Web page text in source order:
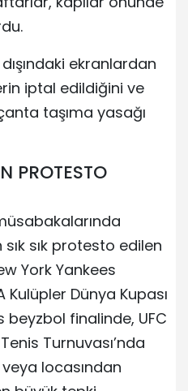
ekranlardan
iptal edildiğini ve
taşıma yasağı
PROTESTO
sık protesto edilen
York Yankees
Kulüpler Dünya Kupası
beyzbol finalinde, UFC
Turnuvası’nda
locasından